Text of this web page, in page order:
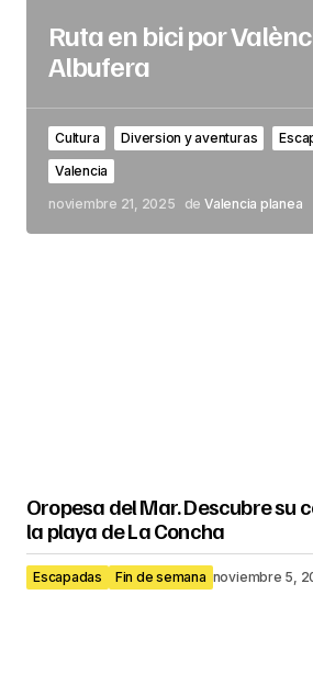
Ruta en bici por
Albufera
Cultura Diversion y aventuras
Valencia
noviembre 21, 2025
de Valencia planea
Oropesa del Mar. Descubre su
la playa de La Concha
Escapadas Fin de semana noviembre 5,